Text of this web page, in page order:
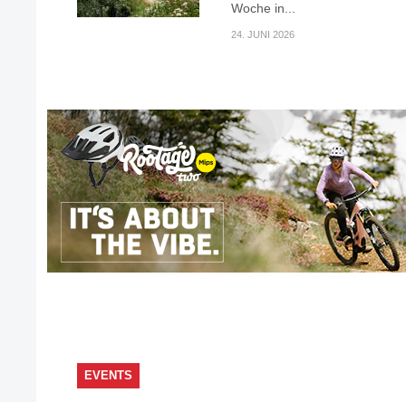
Woche in...
24. JUNI 2026
EVENTS